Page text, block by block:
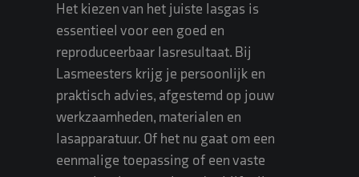
Het kiezen van het juiste lasgas is
essentieel voor een goed en
reproduceerbaar lasresultaat. Bij
Lasmeesters krijg je persoonlijk en
praktisch advies, afgestemd op jouw
werkzaamheden, materialen en
lasapparatuur. Of het nu gaat om een
eenmalige toepassing of een vaste